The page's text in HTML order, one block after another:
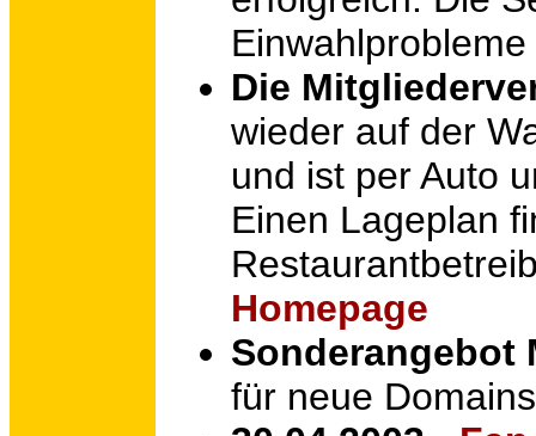
Die
wieder auf der
und ist per Auto
Einen Lageplan
Homepage
Sonderangebot
für neue